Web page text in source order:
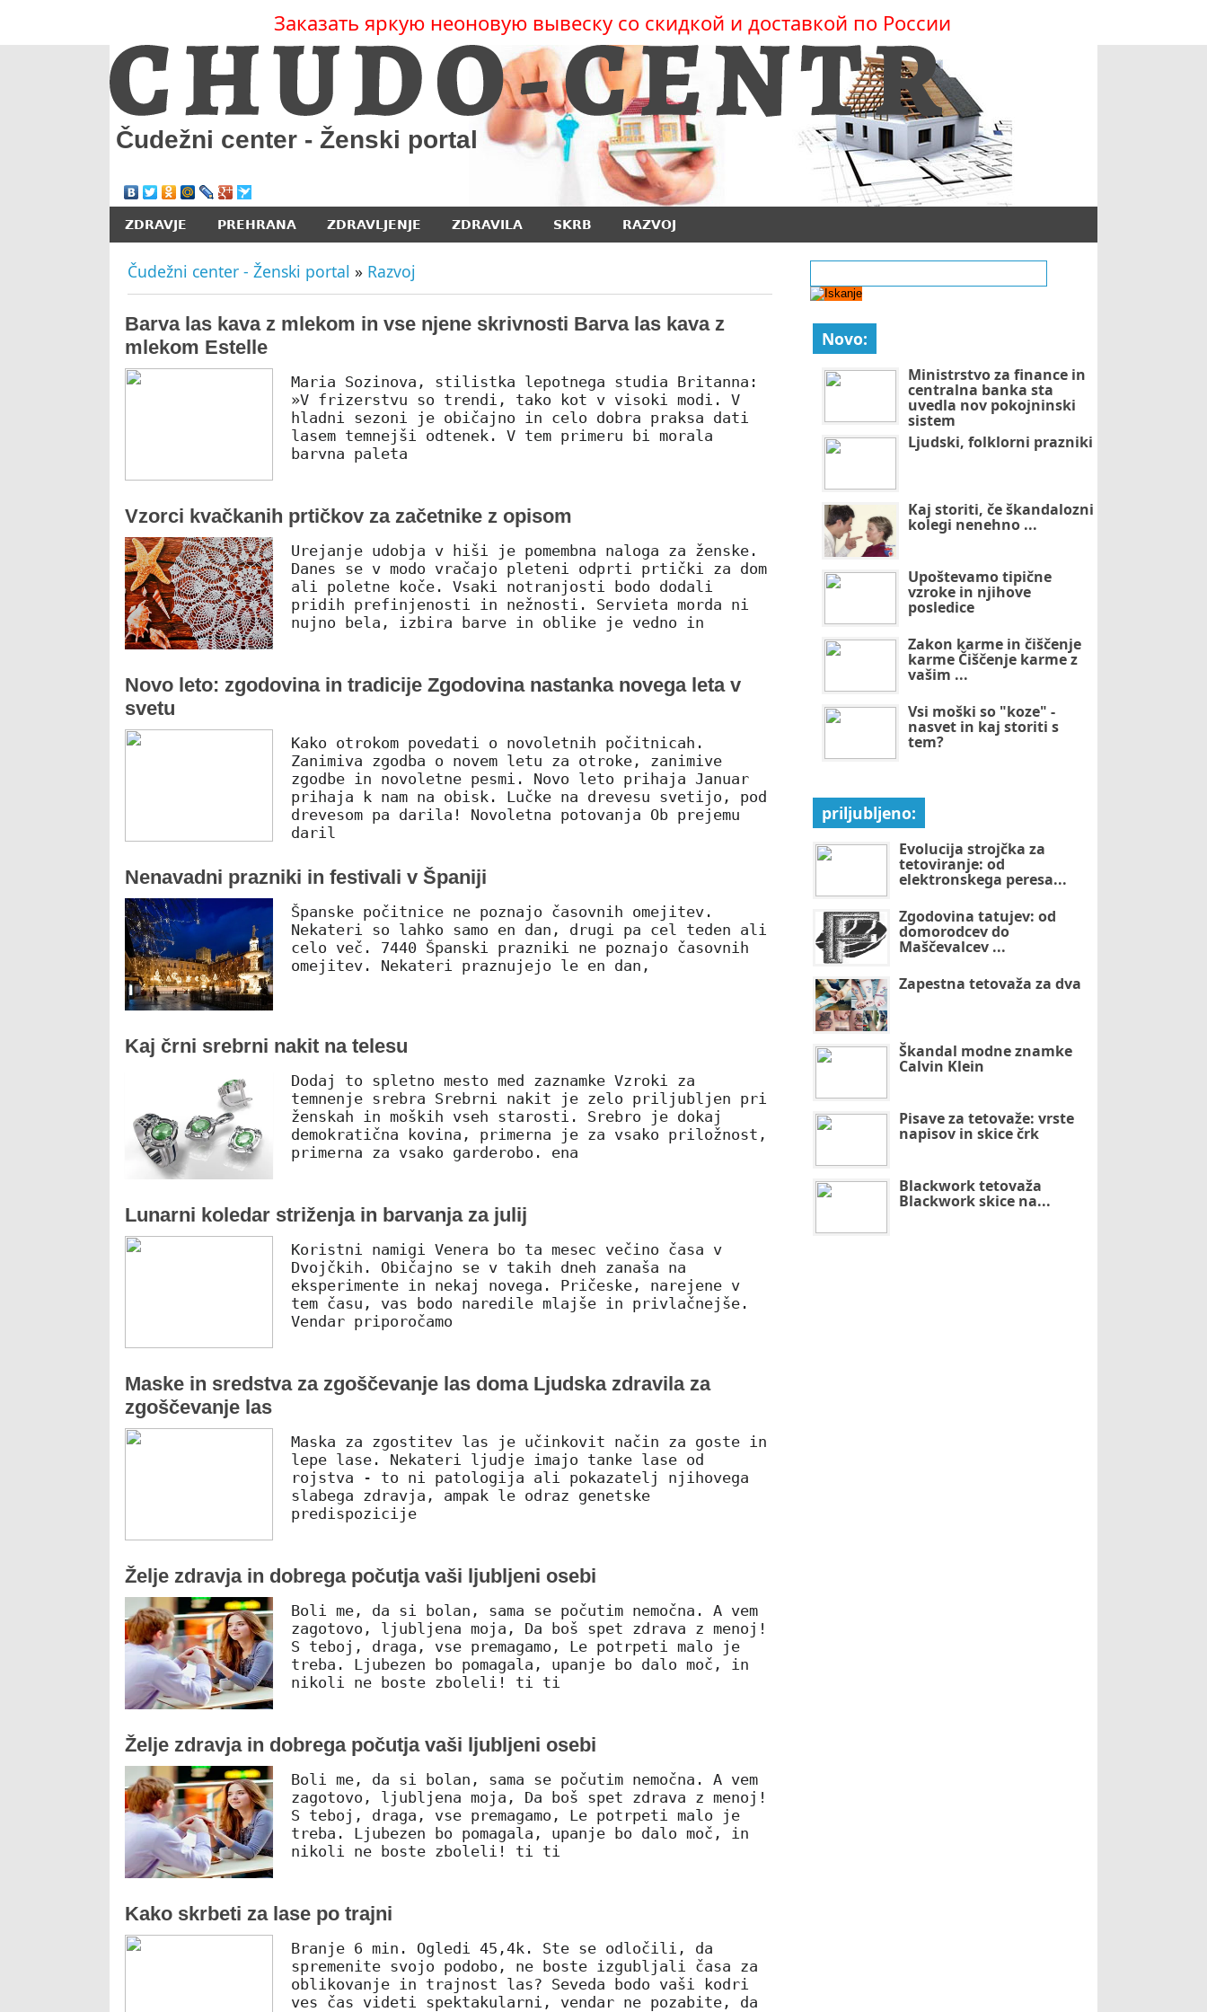
Заказать яркую неоновую вывеску со скидкой и доставкой по России
Čudežni center - Ženski portal
ZDRAVJE PREHRANA ZDRAVLJENJE ZDRAVILA SKRB RAZVOJ
Čudežni center - Ženski portal » Razvoj
Barva las kava z mlekom in vse njene skrivnosti Barva las kava z
mlekom Estelle
Maria Sozinova, stilistka lepotnega studia Britanna:
»V frizerstvu so trendi, tako kot v visoki modi. V
hladni sezoni je običajno in celo dobra praksa dati
lasem temnejši odtenek. V tem primeru bi morala
barvna paleta
Vzorci kvačkanih prtičkov za začetnike z opisom
Urejanje udobja v hiši je pomembna naloga za ženske.
Danes se v modo vračajo pleteni odprti prtički za dom
ali poletne koče. Vsaki notranjosti bodo dodali
pridih prefinjenosti in nežnosti. Servieta morda ni
nujno bela, izbira barve in oblike je vedno in
Novo leto: zgodovina in tradicije Zgodovina nastanka novega leta v
svetu
Kako otrokom povedati o novoletnih počitnicah.
Zanimiva zgodba o novem letu za otroke, zanimive
zgodbe in novoletne pesmi. Novo leto prihaja Januar
prihaja k nam na obisk. Lučke na drevesu svetijo, pod
drevesom pa darila! Novoletna potovanja Ob prejemu
daril
Nenavadni prazniki in festivali v Španiji
Španske počitnice ne poznajo časovnih omejitev.
Nekateri so lahko samo en dan, drugi pa cel teden ali
celo več. 7440 Španski prazniki ne poznajo časovnih
omejitev. Nekateri praznujejo le en dan,
Kaj črni srebrni nakit na telesu
Dodaj to spletno mesto med zaznamke Vzroki za
temnenje srebra Srebrni nakit je zelo priljubljen pri
ženskah in moških vseh starosti. Srebro je dokaj
demokratična kovina, primerna je za vsako priložnost,
primerna za vsako garderobo. ena
Lunarni koledar striženja in barvanja za julij
Koristni namigi Venera bo ta mesec večino časa v
Dvojčkih. Običajno se v takih dneh zanaša na
eksperimente in nekaj novega. Pričeske, narejene v
tem času, vas bodo naredile mlajše in privlačnejše.
Vendar priporočamo
Maske in sredstva za zgoščevanje las doma Ljudska zdravila za
zgoščevanje las
Maska za zgostitev las je učinkovit način za goste in
lepe lase. Nekateri ljudje imajo tanke lase od
rojstva - to ni patologija ali pokazatelj njihovega
slabega zdravja, ampak le odraz genetske
predispozicije
Želje zdravja in dobrega počutja vaši ljubljeni osebi
Boli me, da si bolan, sama se počutim nemočna. A vem
zagotovo, ljubljena moja, Da boš spet zdrava z menoj!
S teboj, draga, vse premagamo, Le potrpeti malo je
treba. Ljubezen bo pomagala, upanje bo dalo moč, in
nikoli ne boste zboleli! ti ti
Želje zdravja in dobrega počutja vaši ljubljeni osebi
Boli me, da si bolan, sama se počutim nemočna. A vem
zagotovo, ljubljena moja, Da boš spet zdrava z menoj!
S teboj, draga, vse premagamo, Le potrpeti malo je
treba. Ljubezen bo pomagala, upanje bo dalo moč, in
nikoli ne boste zboleli! ti ti
Kako skrbeti za lase po trajni
Branje 6 min. Ogledi 45,4k. Ste se odločili, da
spremenite svojo podobo, ne boste izgubljali časa za
oblikovanje in trajnost las? Seveda bodo vaši kodri
ves čas videti spektakularni, vendar ne pozabite, da
Novo:
Ministrstvo za finance in
centralna banka sta
uvedla nov pokojninski
sistem
Ljudski, folklorni prazniki
Kaj storiti, če škandalozni
kolegi nenehno ...
Upoštevamo tipične
vzroke in njihove
posledice
Zakon karme in čiščenje
karme Čiščenje karme z
vašim ...
Vsi moški so "koze" -
nasvet in kaj storiti s
tem?
priljubljeno:
Evolucija strojčka za
tetoviranje: od
elektronskega peresa...
Zgodovina tatujev: od
domorodcev do
Maščevalcev ...
Zapestna tetovaža za dva
Škandal modne znamke
Calvin Klein
Pisave za tetovaže: vrste
napisov in skice črk
Blackwork tetovaža
Blackwork skice na...